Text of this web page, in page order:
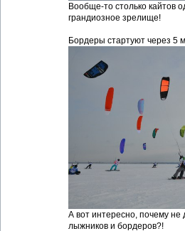
Вообще-то столько кайтов
грандиозное зрелище!
Бордеры стартуют через 5
А вот интересно, почему
лыжников и бордеров?!